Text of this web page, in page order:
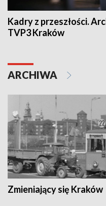
Kadry z przeszłości.
TVP3 Kraków
ARCHIWA
Zmieniający się Kraków